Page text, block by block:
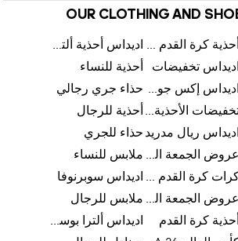
OUR CLOTHING AND
أحذية كرة القدم للرجال
اديداس أحذية ألترا بوست للرجال
اديداس تخفيضات
أحذية للنساء
اديداس إكس جود بيلينغهام حذاء جري رجالي
تخفيضات الأحذية للرجال أحذية للرجال
اديداس ريال مدريد حذاء للجري
عروض الجمعة البيضاء للرجال ملابس للنساء
كرات كرة القدم للرجال اديداس سوبرنوفا
عروض الجمعة البيضاء للسيدات ملابس للرجال
أحذية كرة القدم
اديداس ألترا بوست